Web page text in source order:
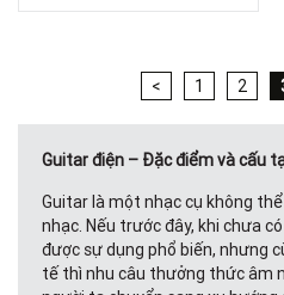
< 1 2
Guitar điện – Đặc điểm và cấu
Guitar là một nhạc cụ không
nhạc. Nếu trước đây, khi chưa
được sự dụng phổ biến, nhưng
tế thì nhu câu thưởng thức âm